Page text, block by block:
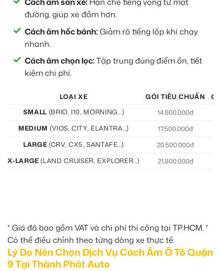
đường, giúp xe đầm hơn.
Cách âm hốc bánh:Giảm rõ tiếng lốp khi chạy
nhanh.
Cách âm chọn lọc:Tập trung đúng điểm ồn, tiết
kiệm chi phí.
LOẠI XE GÓI TIÊU CHUẨN
SMALL (BRIO, I10, MORNING…) 14.600.000đ
MEDIUM (VIOS, CITY, ELANTRA…) 17.500.000đ
LARGE (CRV, CX5, SANTAFE…) 20.500.000đ
X-LARGE(LAND CRUISER, EXPLORER…) 21.800.000đ
* Giá đã bao gồm VAT và chi phí thi công tại TP.HCM. *
Có thể điều chỉnh theo từng dòng xe thực tế.
Lý Do Nên Chọn Dịch Vụ Cách Âm Ô Tô Quận
9 Tại Thành Phát Auto